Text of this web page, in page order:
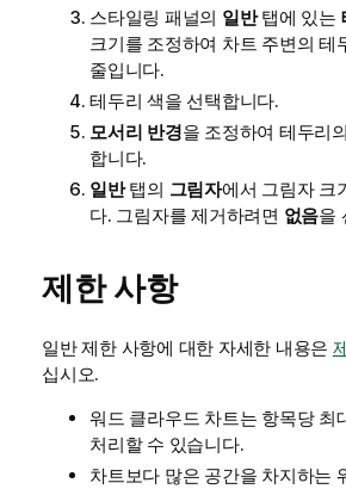
스타일링 패널의 일반탭에 있는
크기를 조정하여 차트 주변의 테
줄입니다.
테두리 색을 선택합니다.
모서리 반경을 조정하여 테두리
합니다.
일반탭의 그림자에서 그림자 크
다. 그림자를 제거하려면 없음을
제한 사항
일반 제한 사항에 대한 자세한 내용은
십시오.
워드 클라우드 차트는 항목당 최
처리할 수 있습니다.
차트보다 많은 공간을 차지하는